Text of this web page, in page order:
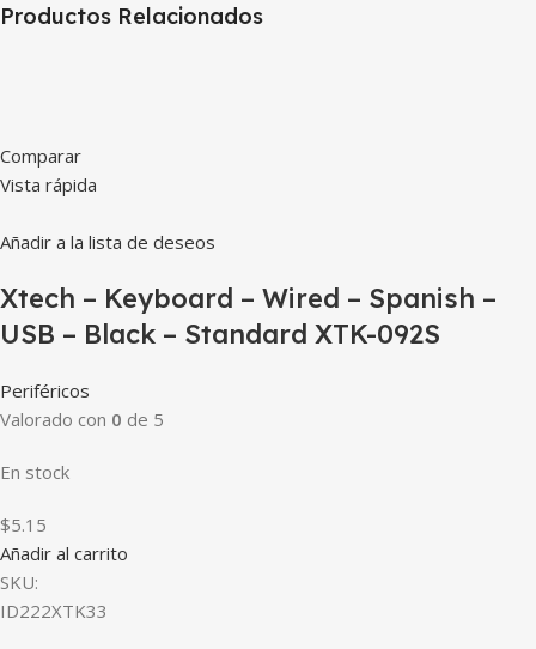
Productos Relacionados
Comparar
Vista rápida
Añadir a la lista de deseos
Xtech – Keyboard – Wired – Spanish –
USB – Black – Standard XTK-092S
Periféricos
Valorado con 0 de 5
En stock
$5.15
Añadir al carrito
SKU:
ID222XTK33